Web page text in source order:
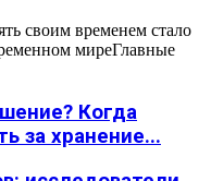
своим временем стало
миреГлавные
Когда
за хранение...